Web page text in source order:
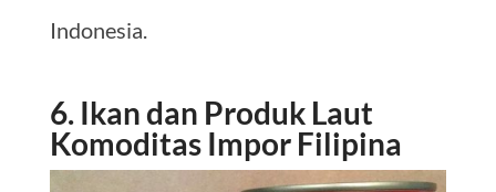
Indonesia.
6. Ikan dan Produk Laut
Komoditas Impor Filipina